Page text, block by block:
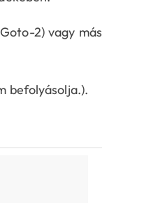
2) vagy más
befolyásolja.).